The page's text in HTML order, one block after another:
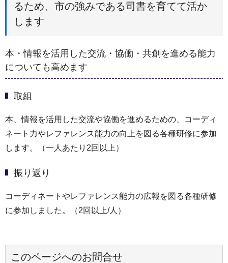
るため、市の強みである司書を育てて活か
します
本・情報を活用した交流・協働・共創を進める能力
についても高めます
取組
本、情報を活用した交流や協働を進めるための、コーディ
ネート力やレファレンス能力の向上を図る各種研修に参加
します。（一人あたり2回以上）
振り返り
コーディネートやレファレンス能力の広報を図る各種研修
に参加しました。（2回以上/人）
このページへのお問合せ